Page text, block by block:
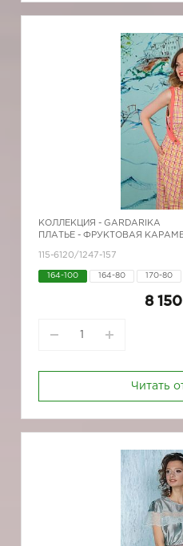
КОЛЛЕКЦИЯ - GARDARIKA
ПЛАТЬЕ - ФРУКТОВАЯ
115-6120/1247-157
164-100 164-80 170-80
8
Читать